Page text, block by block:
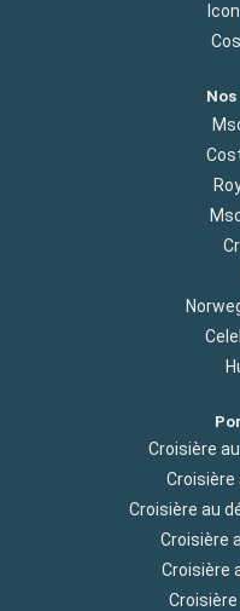
Croisière
Croisière
Croisière au
Croisière
Croisière